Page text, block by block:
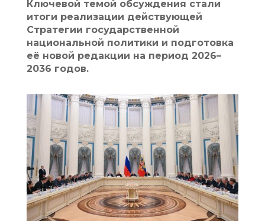
Ключевой темой обсуждения стали
итоги реализации действующей
Стратегии государственной
национальной политики и подготовка
её новой редакции на период 2026–
2036 годов.